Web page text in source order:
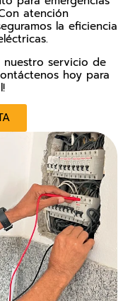
atención
la eficiencia
servicio de
hoy para